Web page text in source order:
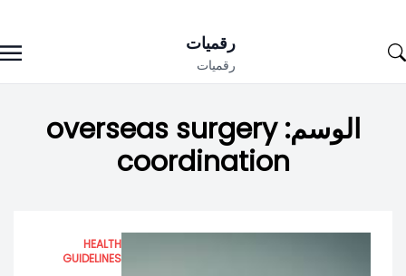
to
رقميات
رقميات
الوسم:overseas surgery
coordination
HEALTH
GUIDELINES